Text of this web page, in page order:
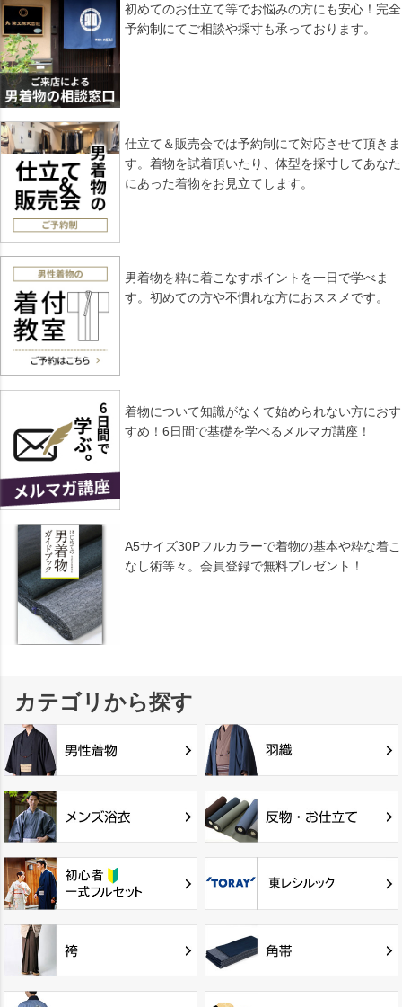
初めてのお仕立て等でお悩みの方にも安心！完全
予約制にてご相談や採寸も承っております。
仕立て＆販売会では予約制にて対応させて頂きま
す。着物を試着頂いたり、体型を採寸してあなた
にあった着物をお見立てします。
男着物を粋に着こなすポイントを一日で学べま
す。初めての方や不慣れな方におススメです。
着物について知識がなくて始められない方におす
すめ！6日間で基礎を学べるメルマガ講座！
A5サイズ30Pフルカラーで着物の基本や粋な着こ
なし術等々。会員登録で無料プレゼント！
カテゴリから探す